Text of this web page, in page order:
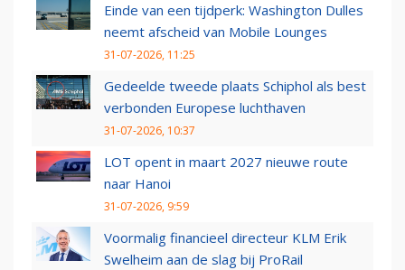
Einde van een tijdperk: Washington Dulles
neemt afscheid van Mobile Lounges
31-07-2026, 11:25
Gedeelde tweede plaats Schiphol als best
verbonden Europese luchthaven
31-07-2026, 10:37
LOT opent in maart 2027 nieuwe route
naar Hanoi
31-07-2026, 9:59
Voormalig financieel directeur KLM Erik
Swelheim aan de slag bij ProRail